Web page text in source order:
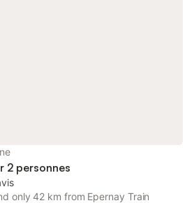
2 personnes
only 42 km from Epernay Train